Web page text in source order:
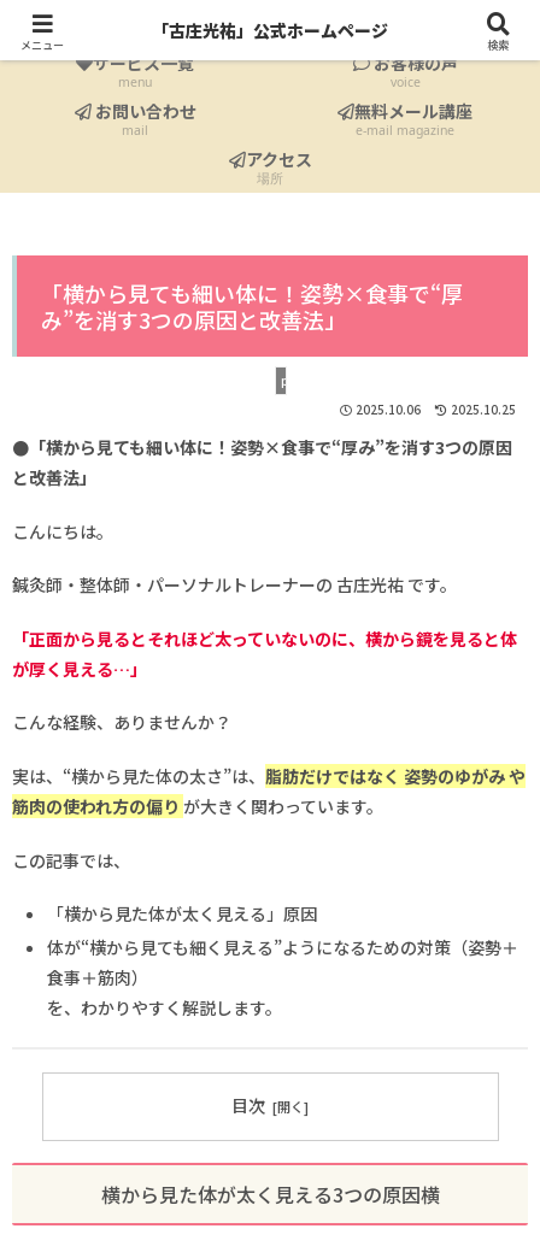
profile
サービス一覧
menu
お客様の声
voice
お問い合わせ
mail
無料メール講座
e-mail magazine
アクセス
場所
「横から見ても細い体に！姿勢×食事で“厚
み”を消す3つの原因と改善法」
profile
2025.10.06 2025.10.25
●「横から見ても細い体に！姿勢×食事で“厚み”を消す3つの原因
と改善法」
こんにちは。
鍼灸師・整体師・パーソナルトレーナーの 古庄光祐 です。
「正面から見るとそれほど太っていないのに、横から鏡を見ると体
が厚く見える…」
こんな経験、ありませんか？
実は、“横から見た体の太さ”は、 脂肪だけではなく 姿勢のゆがみ や
筋肉の使われ方の偏り が大きく関わっています。
この記事では、
「横から見た体が太く見える」原因
体が“横から見ても細く見える”ようになるための対策（姿勢＋
食事＋筋肉）
を、わかりやすく解説します。
目次
横から見た体が太く見える3つの原因横
メニュー
「古庄光祐」公式ホームページ
検索